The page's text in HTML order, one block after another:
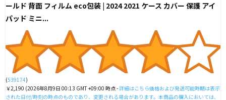
ールド 背面 フィルム eco包装 | 2024 2021 ケース カバー 保護 アイ
パッド ミニ...
(539174)
￥2,190 (2026年8月9日 00:13 GMT +09:00 時点 -詳細はこちら価格および発送可能時期は表示
された日付/時刻の時点のものであり、変更される場合があります。本商品の購入においては、